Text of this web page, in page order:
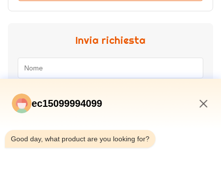
Invia richiesta
ec15099994099
Good day, what product are you looking for?